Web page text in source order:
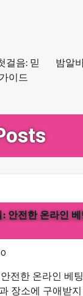
걸음: 믿
이드
밤알
안전한 온라인
0
전한 온라인 베
장소에 구애받